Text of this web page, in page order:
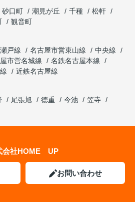
砂口町 潮見が丘 千種
松軒
観音町
戸線 名古屋市営東山線
中央線
市営名城線
名鉄名古屋本線
近鉄名古屋線
尾張旭 徳重 今池
笠寺
会社HOME UP
お問い合わせ